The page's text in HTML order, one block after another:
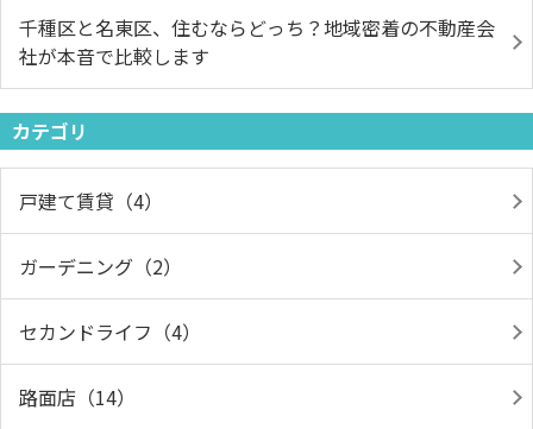
千種区と名東区、住むならどっち？地域密着の不動産会
社が本音で比較します
カテゴリ
戸建て賃貸（4）
ガーデニング（2）
セカンドライフ（4）
路面店（14）